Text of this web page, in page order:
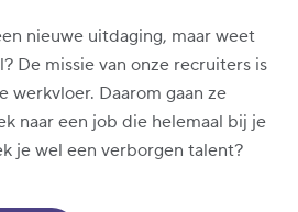
Jobs Het Poetsbureau
nieuwe uitdaging, maar weet
De missie van onze recruiters is
werkvloer. Daarom gaan ze
naar een job die helemaal bij je
je wel een verborgen talent?